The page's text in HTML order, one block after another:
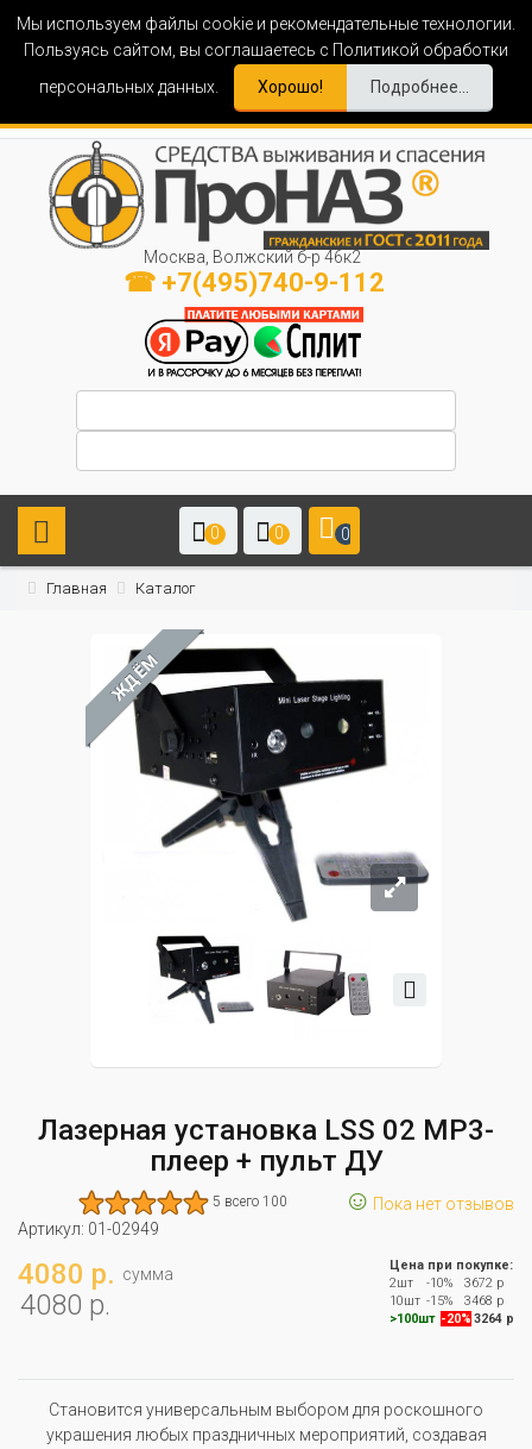
Мы используем файлы cookie и рекомендательные технологии.
Пользуясь сайтом, вы соглашаетесь с Политикой обработки
персональных данных.
Хорошо! Подробнее...
Москва, Волжский б-р 46к2
☎ +7(495)740-9-112
0 0 0
Главная Каталог
ЖДЁМ
Лазерная установка LSS 02 MP3-
плеер + пульт ДУ
5 всего 100 ☺ Пока нет отзывов
Артикул: 01-02949
4080 р. сумма
4080 р.
Цена при покупке:
2шт
-10%
3672 р
10шт -15%
3468 р
>100шт -20% 3264 р
Становится универсальным выбором для роскошного
украшения любых праздничных мероприятий, создавая